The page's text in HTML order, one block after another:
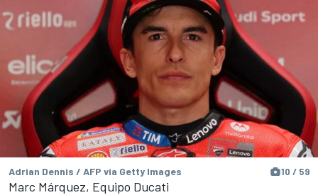
Adrian Dennis / AFP via Getty Images 10 / 59
Marc Márquez, Equipo Ducati